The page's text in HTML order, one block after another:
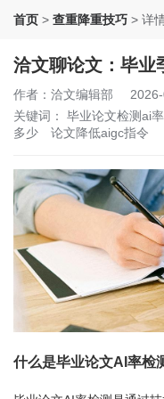
首页 > 查重降重技巧 > 详
洽文聊论文：毕业
作者：洽文编辑部
关键词： 毕业论文检测ai率
多少
论文降低aigc指令
什么是毕业论文AI率检